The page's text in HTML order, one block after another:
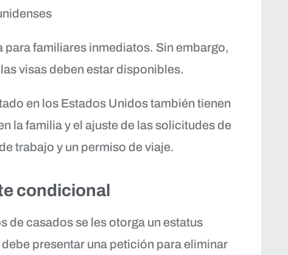
familiares inmediatos. Sin embargo,
visas deben estar disponibles.
en los Estados Unidos también tienen
la familia y el ajuste de las solicitudes de
trabajo y un permiso de viaje.
condicional
de casados se les otorga un estatus
presentar una petición para eliminar